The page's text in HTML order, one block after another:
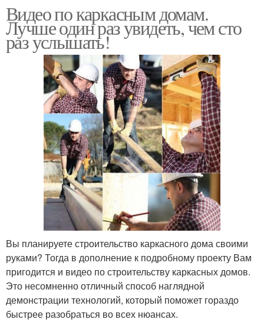
Видео по каркасным домам.
Лучше один раз увидеть, чем сто
раз услышать!
Вы планируете строительство каркасного дома своими
руками? Тогда в дополнение к подробному проекту Вам
пригодится и видео по строительству каркасных домов.
Это несомненно отличный способ наглядной
демонстрации технологий, который поможет гораздо
быстрее разобраться во всех нюансах.